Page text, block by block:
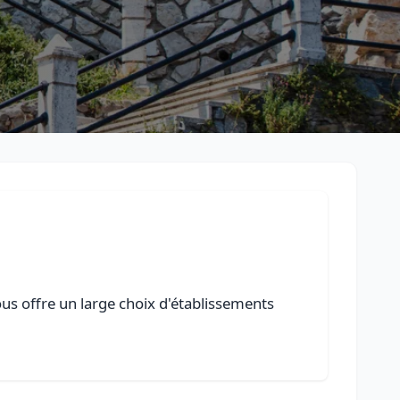
offre un large choix d'établissements